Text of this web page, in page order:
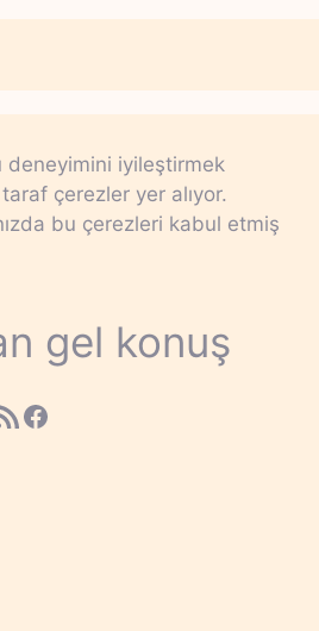
deneyimini iyileştirmek
çerezler yer alıyor.
bu çerezleri kabul etmiş
gel konuş
Feed
Facebook